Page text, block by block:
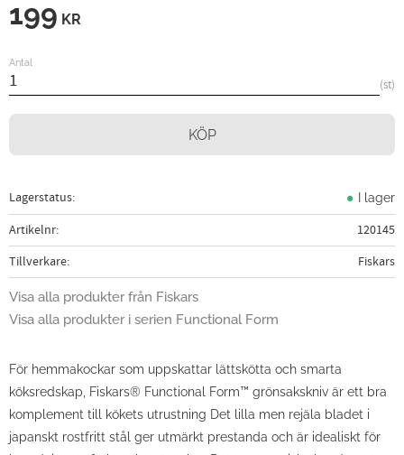
199 KR
Antal
st
KÖP
Lagerstatus I lager
Artikelnr
120145
Tillverkare
Fiskars
Visa alla produkter från Fiskars
Visa alla produkter i serien Functional Form
För hemmakockar som uppskattar lättskötta och smarta
köksredskap, Fiskars® Functional Form™ grönsakskniv är ett bra
komplement till kökets utrustning Det lilla men rejäla bladet i
japanskt rostfritt stål ger utmärkt prestanda och är idealiskt för